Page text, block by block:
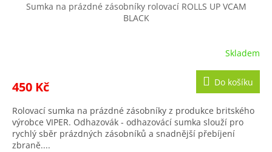
Sumka na prázdné zásobníky rolovací ROLLS UP VCAM
BLACK
Skladem
450 Kč Do košíku
Rolovací sumka na prázdné zásobníky z produkce britského
výrobce VIPER. Odhazovák - odhazovácí sumka slouží pro
rychlý sběr prázdných zásobníků a snadnější přebíjení
zbraně....